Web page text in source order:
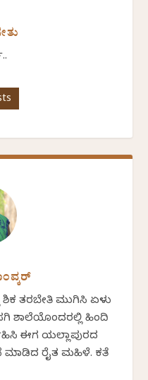
ತರಬೇತಿ ಮುಗಿಸಿ ಏಳು
ಶಾಲೆಯೊಂದರಲ್ಲಿ ಹಿಂದಿ
ಈಗ ಯಲ್ಲಾಪುರದ
ಮಾಡಿದ ರೈತ ಮಹಿಳೆ. ಕತೆ